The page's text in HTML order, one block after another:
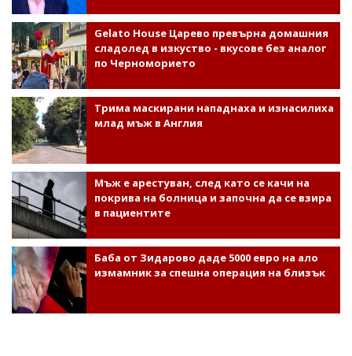
Gelato House Царево превърна домашния
сладолед в изкуство - вкусове без аналог
по Черноморието
Трима маскирани нападнаха и изнасилиха
млад мъж в Англия
Мъж е арестуван, след като се качи на
покрива на болница и започна да се взира
в пациентите
Баба от Зидарово даде 5000 евро на ало
измамник за спешна операция на близък